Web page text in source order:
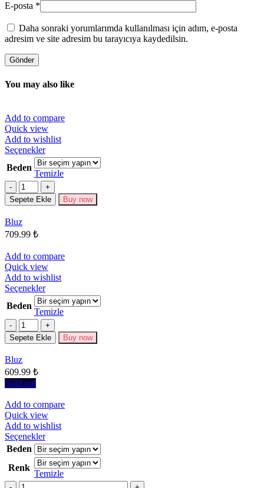
E-posta *
Daha sonraki yorumlarımda kullanılması için adım, e-posta
adresim ve site adresim bu tarayıcıya kaydedilsin.
You may also like
Add to compare
Quick view
Add to wishlist
SeçeneklerBu
ürünün
birden
fazla
varyasyonu
var.
Beden
Temizle
Miktar
Sepete Ekle Buy now
Bluz
709.99 ₺
Add to compare
Quick view
Add to wishlist
SeçeneklerBu
ürünün
birden
fazla
varyasyonu
var.
Beden
Temizle
Miktar
Sepete Ekle Buy now
Bluz
609.99 ₺
Sold out
Add to compare
Quick view
Add to wishlist
SeçeneklerBu
ürünün
birden
fazla
varyasyonu
Beden
Renk
Temizle
Miktar